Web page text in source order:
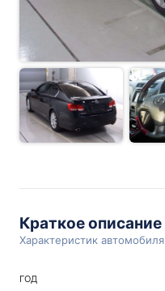
Краткое описание
Характеристик автомобиля
ГОД